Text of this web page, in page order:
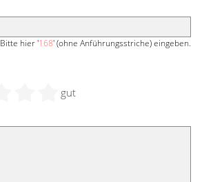
Bitte hier '168' (ohne Anführungsstriche) eingeben.
gut